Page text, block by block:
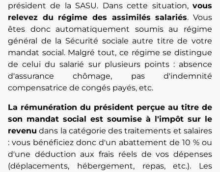
président de la SASU. Dans cette situation, vous
relevez du régime des assimilés salariés. Vous
êtes donc automatiquement soumis au régime
général de la Sécurité sociale autre titre de votre
mandat social. Malgré tout, ce régime se distingue
de celui du salarié sur plusieurs points : absence
d'assurance chômage, pas d'indemnité
compensatrice de congés payés, etc.
La rémunération du président perçue au titre de
son mandat social est soumise à l'impôt sur le
revenu dans la catégorie des traitements et salaires
: vous bénéficiez donc d'un abattement de 10 % ou
d'une déduction aux frais réels de vos dépenses
(déplacements, hébergement, repas, etc.). Les